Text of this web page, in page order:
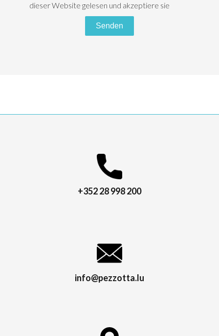
dieser Website gelesen und akzeptiere sie
Senden
+352 28 998 200
info@pezzotta.lu